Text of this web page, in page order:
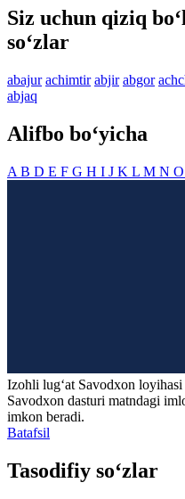
Siz uchun qiziq
so‘zlar
abajur achimtir abjir abgor
abjaq
Alifbo bo‘yicha
A B D E F G H I J K L M N O
Izohli lugʻat Savodxon
Savodxon dasturi matndagi
imkon beradi.
Batafsil
Tasodifiy so‘zlar